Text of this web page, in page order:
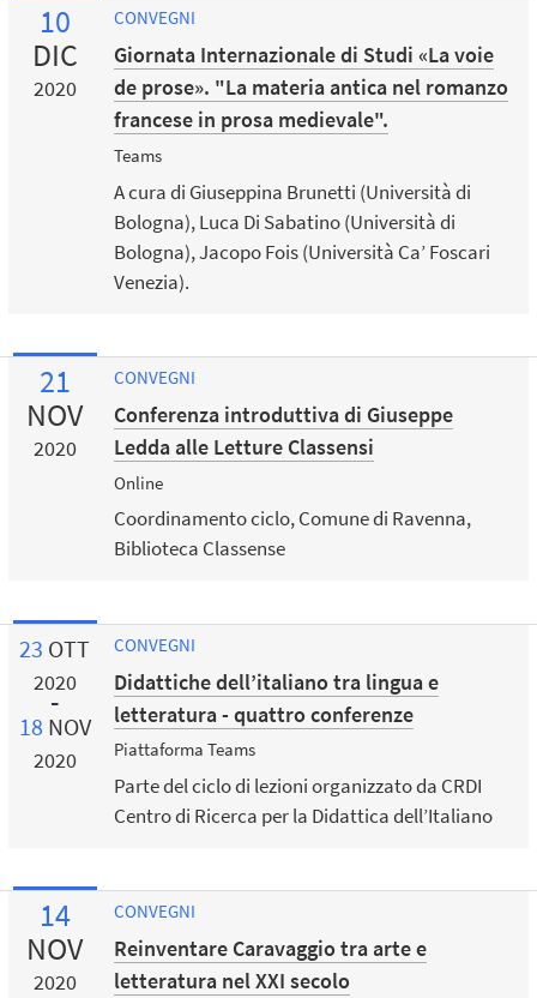
10
DIC
2020
CONVEGNI
Giornata Internazionale di Studi «La voie
de prose». "La materia antica nel romanzo
francese in prosa medievale".
Teams
A cura di Giuseppina Brunetti (Università di
Bologna), Luca Di Sabatino (Università di
Bologna), Jacopo Fois (Università Ca’ Foscari
Venezia).
21
NOV
2020
CONVEGNI
Conferenza introduttiva di Giuseppe
Ledda alle Letture Classensi
Online
Coordinamento ciclo, Comune di Ravenna,
Biblioteca Classense
23 OTT
2020
18 NOV
2020
CONVEGNI
Didattiche dell’italiano tra lingua e
letteratura - quattro conferenze
Piattaforma Teams
Parte del ciclo di lezioni organizzato da CRDI
Centro di Ricerca per la Didattica dell’Italiano
14
NOV
2020
CONVEGNI
Reinventare Caravaggio tra arte e
letteratura nel XXI secolo